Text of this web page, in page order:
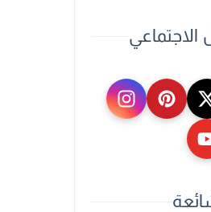
الاجتماعي